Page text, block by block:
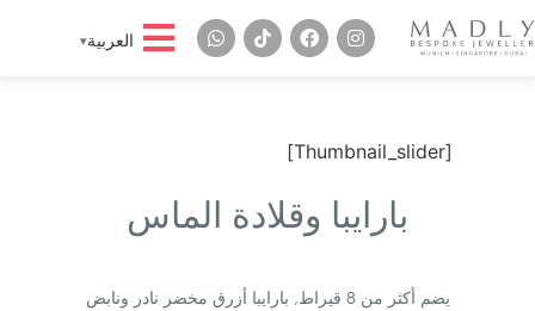
العربية
[Thumbnail_slider]
بارايبا وقلادة الماس
يضم أكثر من 8 قيراط, بارايبا أزرق مخضر نادر ونابض